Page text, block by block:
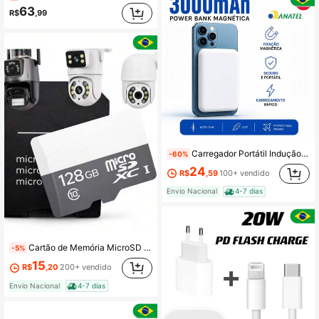
R$63 ,99
-5% Cartão de Memória MicroSD Classe 10 Ultra – 64GB e 128GB para Monitoramento e Câmeras de Segurança
R$15,20 200+ vendido
Envio Nacional 4-7 dias
-60% Carregador Portátil Indução para iPhone Magsafe Apple Sem fio Bateria Carga 3000mAh/5000mAH/10000mah
R$24,59100+ vendido
Envio Nacional 4-7 dias